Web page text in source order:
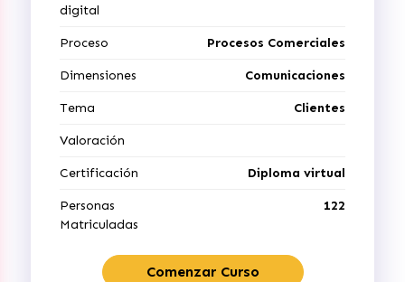
digital
Proceso Procesos Comerciales
Dimensiones Comunicaciones
Tema Clientes
Valoración
Certificación Diploma virtual
Personas
Matriculadas
122
Comenzar Curso